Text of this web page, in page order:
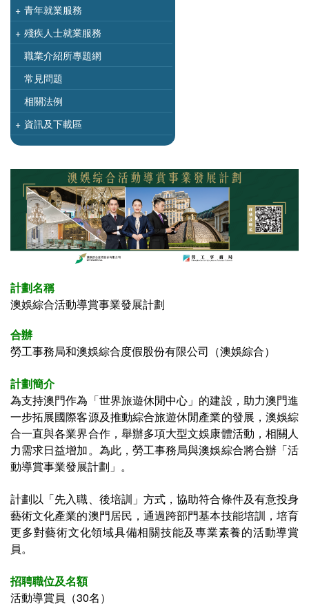
+ 青年就業服務
+ 殘疾人士就業服務
職業介紹所專題網
常見問題
相關法例
+ 資訊及下載區
計劃名稱
澳娛綜合活動導賞事業發展計劃
合辦
勞工事務局和澳娛綜合度假股份有限公司（澳娛綜合）
計劃簡介
為支持澳門作為「世界旅遊休閒中心」的建設，助力澳門進
一步拓展國際客源及推動綜合旅遊休閒產業的發展，澳娛綜
合一直與各業界合作，舉辦多項大型文娛康體活動，相關人
力需求日益增加。為此，勞工事務局與澳娛綜合將合辦「活
動導賞事業發展計劃」。
計劃以「先入職、後培訓」方式，協助符合條件及有意投身
藝術文化產業的澳門居民，通過跨部門基本技能培訓，培育
更多對藝術文化領域具備相關技能及專業素養的活動導賞
員。
招聘職位及名額
活動導賞員（30名）